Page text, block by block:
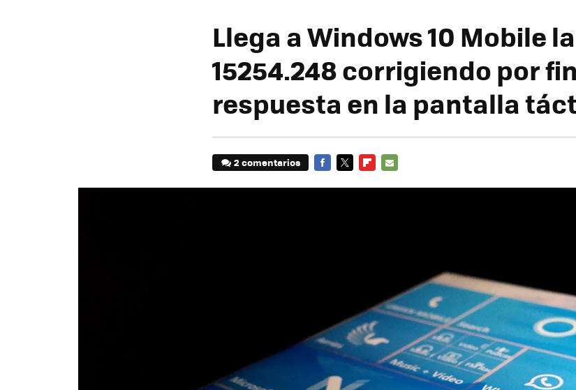
Llega a Windows 10 Mobile
15254.248 corrigiendo por
respuesta en la pantalla
2 comentarios